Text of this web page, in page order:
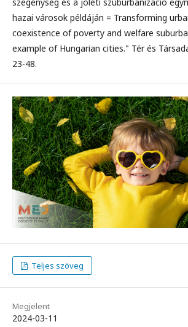
hazai városok példáján = Transforming
coexistence of poverty and welfare
example of Hungarian cities." Tér és
23-48.
Teljes szöveg
Megjelent
2024-03-11